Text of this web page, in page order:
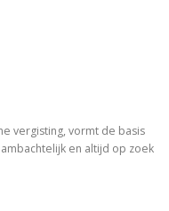
vergisting, vormt de basis
en altijd op zoek